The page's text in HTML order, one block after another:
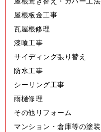
屋根板金工事
瓦屋根修理
漆喰工事
サイディング張り替え
防水工事
シーリング工事
雨樋修理
その他リフォーム
マンション・倉庫等の塗装